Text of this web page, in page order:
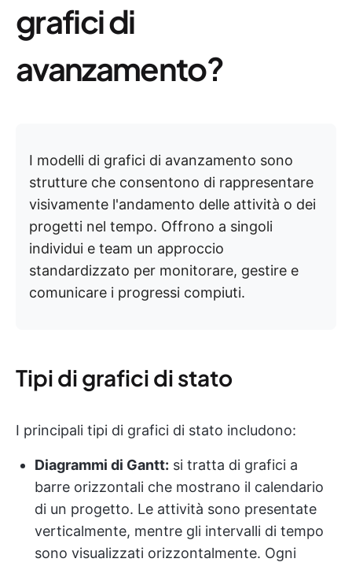
grafici di
avanzamento?
I modelli di grafici di avanzamento sono
strutture che consentono di rappresentare
visivamente l'andamento delle attività o dei
progetti nel tempo. Offrono a singoli
individui e team un approccio
standardizzato per monitorare, gestire e
comunicare i progressi compiuti.
Tipi di grafici di stato
I principali tipi di grafici di stato includono:
Diagrammi di Gantt: si tratta di grafici a
barre orizzontali che mostrano il calendario
di un progetto. Le attività sono presentate
verticalmente, mentre gli intervalli di tempo
sono visualizzati orizzontalmente. Ogni